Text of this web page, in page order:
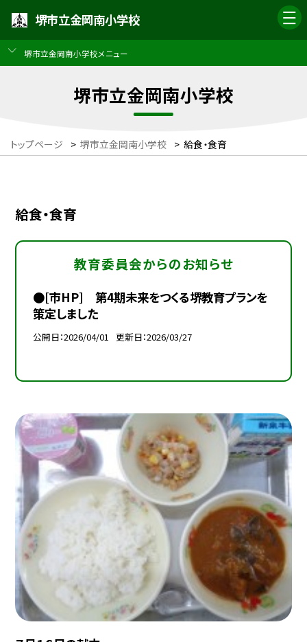
堺市立金岡南小学校
堺市立金岡南小学校メニュー
堺市立金岡南小学校
トップページ > 堺市立金岡南小学校 > 給食・食育
給食・食育
教育委員会からのお知らせ
●[市HP] 第4期未来をつくる堺教育プランを
策定しました
公開日 2026/04/01 更新日 2026/03/27